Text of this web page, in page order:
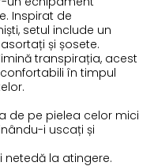
Inspirat de
setul include un
și șosete.
transpirația, acest
în timpul
de pe pielea celor mici
i uscați și
netedă la atingere.